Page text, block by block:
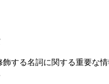
する名詞に関する重要な